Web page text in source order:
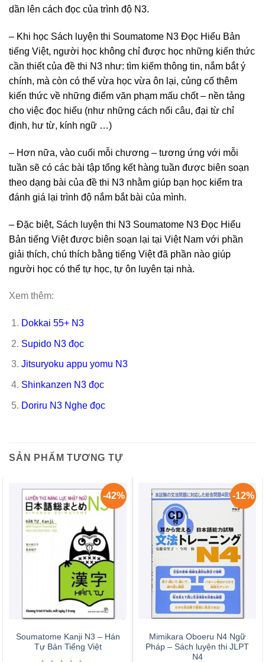
dần lên cách đọc của trình độ N3.
– Khi học Sách luyện thi Soumatome N3 Đọc Hiểu Bản
tiếng Việt, người học không chỉ được học những kiến thức
cần thiết của đề thi N3 như: tìm kiếm thông tin, nắm bắt ý
chính, mà còn có thể vừa học vừa ôn lại, củng cố thêm
kiến thức về những điểm văn phạm mấu chốt – nền tảng
cho việc đọc hiểu (như những cách nối câu, đại từ chỉ
định, hư từ, kính ngữ …)
– Hơn nữa, vào cuối mỗi chương – tương ứng với mỗi
tuần sẽ có các bài tập tổng kết hàng tuần được biên soạn
theo dạng bài của đề thi N3 nhằm giúp bạn học kiểm tra
đánh giá lại trình độ nắm bắt bài của mình.
– Đặc biệt, Sách luyện thi N3 Soumatome N3 Đọc Hiểu
Bản tiếng Việt được biên soạn lại tại Việt Nam với phần
giải thích, chú thích bằng tiếng Việt đã phần nào giúp
người học có thể tự học, tự ôn luyên tại nhà.
Xem thêm:
Dokkai 55+ N3
Supido N3 đọc
Jitsuryoku appu yomu N3
Shinkanzen N3 đọc
Doriru N3 Nghe đọc
SẢN PHẨM TƯƠNG TỰ
-42%
Soumatome Kanji N3 – Hán
Tự Bản Tiếng Việt
-12%
Mimikara Oboeru N4 Ngữ
Pháp – Sách luyện thi JLPT
N4